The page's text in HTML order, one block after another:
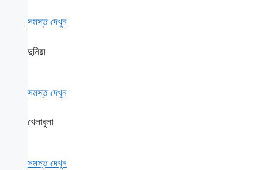
সমস্ত দেখুন
দুনিয়া
সমস্ত দেখুন
খেলাধুলা
সমস্ত দেখুন